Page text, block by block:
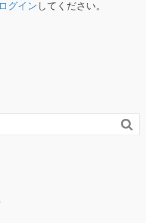
ログイン してください。
